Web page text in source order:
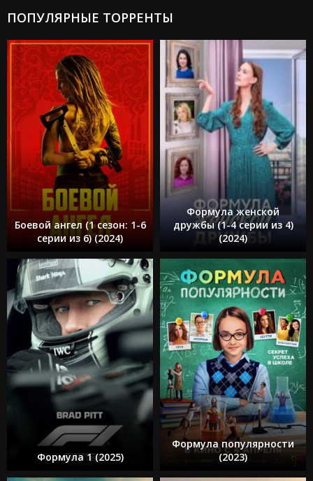
ПОПУЛЯРНЫЕ ТОРРЕНТЫ
Боевой ангел (1 сезон: 1-6
серии из 6) (2024)
Формула женской
дружбы (1-4 серии из 4)
(2024)
Формула 1 (2025)
Формула популярности
(2023)